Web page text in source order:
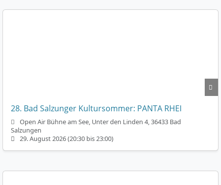
28. Bad Salzunger Kultursommer: PANTA RHEI
Open Air Bühne am See, Unter den Linden 4, 36433 Bad
Salzungen
29. August 2026 (20:30 bis 23:00)